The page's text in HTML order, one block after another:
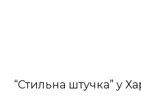
“Стильна штучка” у